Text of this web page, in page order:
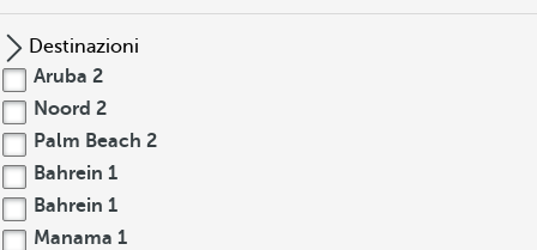
Destinazioni
Aruba 2
Noord 2
Palm Beach 2
Bahrein 1
Bahrein 1
Manama 1